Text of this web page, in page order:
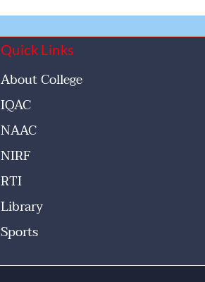
Quick Links
About College
IQAC
NAAC
NIRF
RTI
Library
Sports